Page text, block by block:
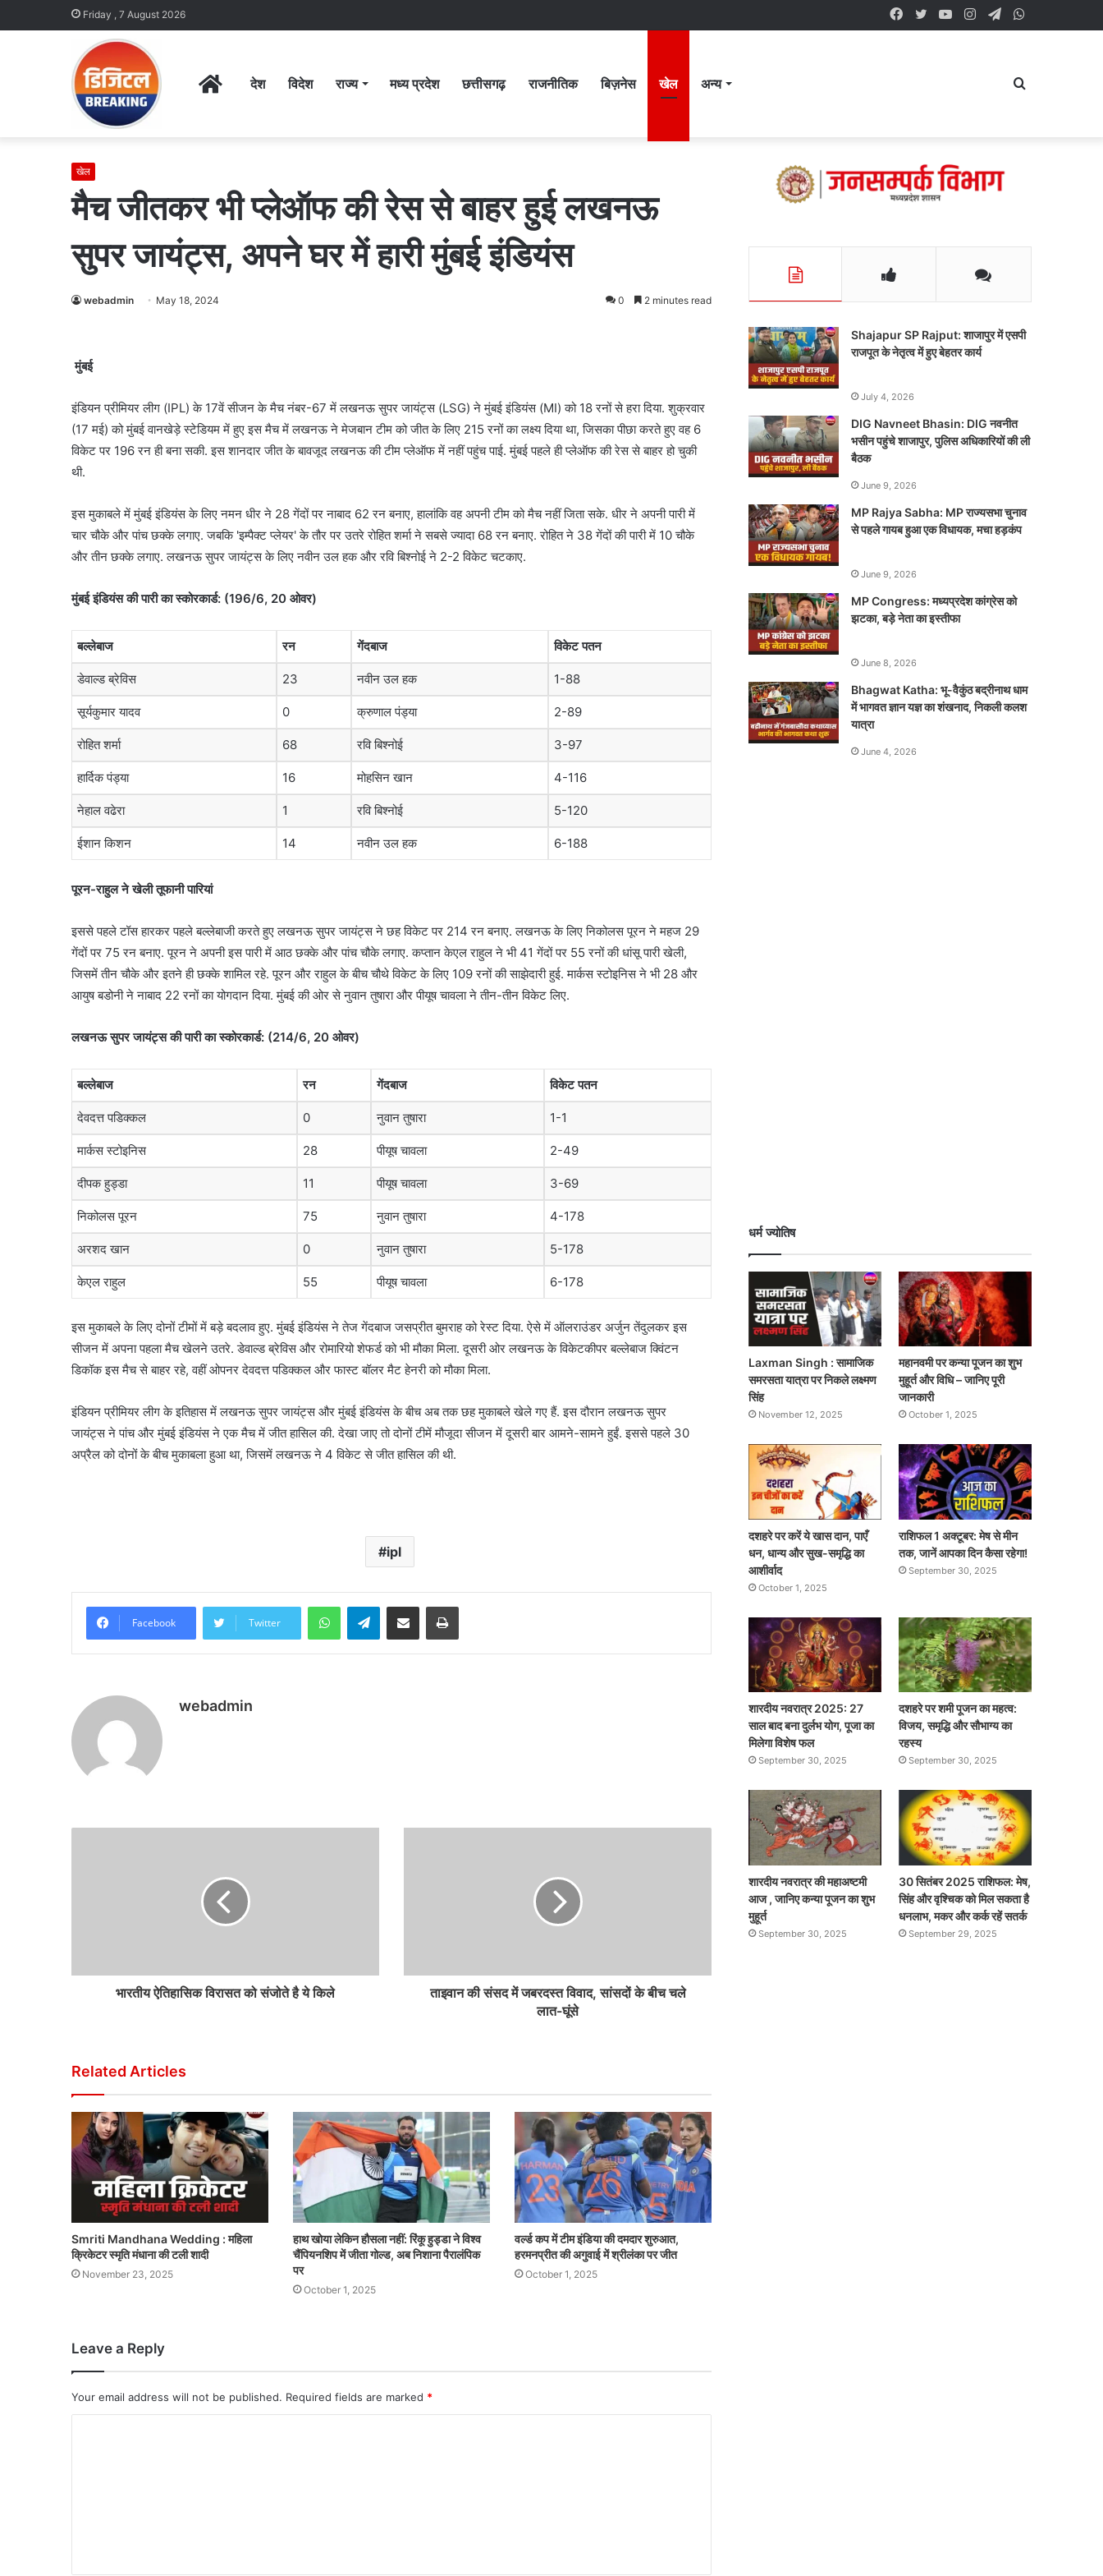
Friday , 7 August 2026 Telegram
Instagram
YouTube
Twitter
Facebook
Homeदेश विदेश राज्य मध्य प्रदेश छत्तीसगढ़ राजनीतिक बिज़नेस खेल अन्य Search
खेल
मैच जीतकर भी प्लेऑफ की रेस से बाहर हुई लखनऊ
सुपर जायंट्स, अपने घर में हारी मुंबई इंडियंस
webadmin May 18, 2024 0 2 minutes read
मुंबई
इंडियन प्रीमियर लीग (IPL) के 17वें सीजन के मैच नंबर-67 में लखनऊ सुपर जायंट्स (LSG) ने मुंबई इंडियंस (MI) को 18 रनों से हरा दिया. शुक्रवार
(17 मई) को मुंबई वानखेड़े स्टेडियम में हुए इस मैच में लखनऊ ने मेजबान टीम को जीत के लिए 215 रनों का लक्ष्य दिया था, जिसका पीछा करते हुए वह 6
विकेट पर 196 रन ही बना सकी. इस शानदार जीत के बावजूद लखनऊ की टीम प्लेऑफ में नहीं पहुंच पाई. मुंबई पहले ही प्लेऑफ की रेस से बाहर हो चुकी
थी.
इस मुकाबले में मुंबई इंडियंस के लिए नमन धीर ने 28 गेंदों पर नाबाद 62 रन बनाए, हालांकि वह अपनी टीम को मैच नहीं जिता सके. धीर ने अपनी पारी में
चार चौके और पांच छक्के लगाए. जबकि 'इम्पैक्ट प्लेयर' के तौर पर उतरे रोहित शर्मा ने सबसे ज्यादा 68 रन बनाए. रोहित ने 38 गेंदों की पारी में 10 चौके
और तीन छक्के लगाए. लखनऊ सुपर जायंट्स के लिए नवीन उल हक और रवि बिश्नोई ने 2-2 विकेट चटकाए.
मुंबई इंडियंस की पारी का स्कोरकार्ड: (196/6, 20 ओवर)
बल्लेबाज रन गेंदबाज विकेट पतन
डेवाल्ड ब्रेविस 23 नवीन उल हक 1-88
सूर्यकुमार यादव 0 क्रुणाल पंड्या 2-89
रोहित शर्मा 68 रवि बिश्नोई 3-97
हार्दिक पंड्या 16 मोहसिन खान 4-116
नेहाल वढेरा 1 रवि बिश्नोई 5-120
ईशान किशन 14 नवीन उल हक 6-188
पूरन-राहुल ने खेली तूफानी पारियां
इससे पहले टॉस हारकर पहले बल्लेबाजी करते हुए लखनऊ सुपर जायंट्स ने छह विकेट पर 214 रन बनाए. लखनऊ के लिए निकोलस पूरन ने महज 29
गेंदों पर 75 रन बनाए. पूरन ने अपनी इस पारी में आठ छक्के और पांच चौके लगाए. कप्तान केएल राहुल ने भी 41 गेंदों पर 55 रनों की धांसू पारी खेली,
जिसमें तीन चौके और इतने ही छक्के शामिल रहे. पूरन और राहुल के बीच चौथे विकेट के लिए 109 रनों की साझेदारी हुई. मार्कस स्टोइनिस ने भी 28 और
आयुष बडोनी ने नाबाद 22 रनों का योगदान दिया. मुंबई की ओर से नुवान तुषारा और पीयूष चावला ने तीन-तीन विकेट लिए.
लखनऊ सुपर जायंट्स की पारी का स्कोरकार्ड: (214/6, 20 ओवर)
बल्लेबाज रन गेंदबाज विकेट पतन
देवदत्त पडिक्कल 0 नुवान तुषारा 1-1
मार्कस स्टोइनिस 28 पीयूष चावला 2-49
दीपक हुड्डा 11 पीयूष चावला 3-69
निकोलस पूरन 75 नुवान तुषारा 4-178
अरशद खान 0 नुवान तुषारा 5-178
केएल राहुल 55 पीयूष चावला 6-178
इस मुकाबले के लिए दोनों टीमों में बड़े बदलाव हुए. मुंबई इंडियंस ने तेज गेंदबाज जसप्रीत बुमराह को रेस्ट दिया. ऐसे में ऑलराउंडर अर्जुन तेंदुलकर इस
सीजन में अपना पहला मैच खेलने उतरे. डेवाल्ड ब्रेविस और रोमारियो शेफर्ड को भी मौका मिला. दूसरी ओर लखनऊ के विकेटकीपर बल्लेबाज क्विंटन
डिकॉक इस मैच से बाहर रहे, वहीं ओपनर देवदत्त पडिक्कल और फास्ट बॉलर मैट हेनरी को मौका मिला.
इंडियन प्रीमियर लीग के इतिहास में लखनऊ सुपर जायंट्स और मुंबई इंडियंस के बीच अब तक छह मुकाबले खेले गए हैं. इस दौरान लखनऊ सुपर
जायंट्स ने पांच और मुंबई इंडियंस ने एक मैच में जीत हासिल की. देखा जाए तो दोनों टीमें मौजूदा सीजन में दूसरी बार आमने-सामने हुईं. इससे पहले 30
अप्रैल को दोनों के बीच मुकाबला हुआ था, जिसमें लखनऊ ने 4 विकेट से जीत हासिल की थी.
ipl
Facebook Twitter
WhatsAppTelegramShare via Email Print
webadmin
भारतीय ऐतिहासिक विरासत को संजोते है ये किले
ताइवान की संसद में जबरदस्त विवाद, सांसदों के बीच चले
लात-घूंसे
Related Articles
Smriti Mandhana Wedding : महिला
क्रिकेटर स्मृति मंधाना की टली शादी
November 23, 2025
हाथ खोया लेकिन हौसला नहीं: रिंकू हुड्डा ने विश्व
चैंपियनशिप में जीता गोल्ड, अब निशाना पैरालंपिक
पर
October 1, 2025
वर्ल्ड कप में टीम इंडिया की दमदार शुरुआत,
हरमनप्रीत की अगुवाई में श्रीलंका पर जीत
October 1, 2025
Leave a Reply
Your email address will not be published. Required fields are marked *
Shajapur SP Rajput: शाजापुर में एसपी
राजपूत के नेतृत्व में हुए बेहतर कार्य
July 4, 2026
DIG Navneet Bhasin: DIG नवनीत
भसीन पहुंचे शाजापुर, पुलिस अधिकारियों की ली
बैठक
June 9, 2026
MP Rajya Sabha: MP राज्यसभा चुनाव
से पहले गायब हुआ एक विधायक, मचा हड़कंप
June 9, 2026
MP Congress: मध्यप्रदेश कांग्रेस को
झटका, बड़े नेता का इस्तीफा
June 8, 2026
Bhagwat Katha: भू-वैकुंठ बद्रीनाथ धाम
में भागवत ज्ञान यज्ञ का शंखनाद, निकली कलश
यात्रा
June 4, 2026
धर्म ज्योतिष
Laxman Singh : सामाजिक
समरसता यात्रा पर निकले लक्ष्मण
सिंह
November 12, 2025
महानवमी पर कन्या पूजन का शुभ
मुहूर्त और विधि – जानिए पूरी
जानकारी
October 1, 2025
दशहरे पर करें ये खास दान, पाएँ
धन, धान्य और सुख-समृद्धि का
आशीर्वाद
October 1, 2025
राशिफल 1 अक्टूबर: मेष से मीन
तक, जानें आपका दिन कैसा रहेगा!
September 30, 2025
शारदीय नवरात्र 2025: 27
साल बाद बना दुर्लभ योग, पूजा का
मिलेगा विशेष फल
September 30, 2025
दशहरे पर शमी पूजन का महत्व:
विजय, समृद्धि और सौभाग्य का
रहस्य
September 30, 2025
शारदीय नवरात्र की महाअष्टमी
आज , जानिए कन्या पूजन का शुभ
मुहूर्त
September 30, 2025
30 सितंबर 2025 राशिफल: मेष,
सिंह और वृश्चिक को मिल सकता है
धनलाभ, मकर और कर्क रहें सतर्क
September 29, 2025